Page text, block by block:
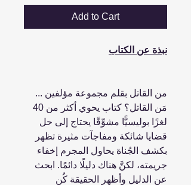
Add to Cart
نبذة عن الكتاب
من القاتل بقلم مجموعة مؤلفين ...
مَن القاتل؟ كتاب يحوي أكثر من 40
لغزًا بوليسيًّا مشوِّقًا يحتاج إلى حل
قضايا شائكة ومفاجآت مثيرة تظهر
بكشف الجُناة يحاول المجرم إخفاء
جريمته، لكنَّ هناك دليلًا دائمًا. ابحث
عن الدليل وأظهِر الحقيقة كُن